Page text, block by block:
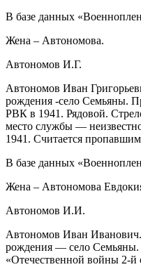
В базе данных
Жена – Автономова.
Автономов И.Г.
Автономов Иван
рождения -село Семьяны.
РВК в 1941. Рядовой.
место службы —
1941. Считается пропавшим
В базе данных
Жена – Автономова
Автономов И.И.
Автономов Иван
рождения — село Семьяны.
«Отечественной войны 2-й